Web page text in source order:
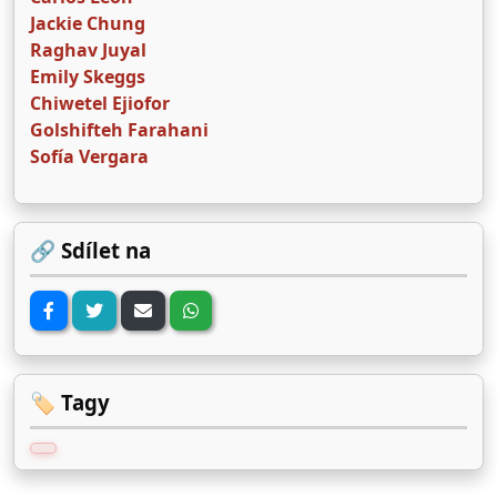
Jackie Chung
Raghav Juyal
Emily Skeggs
Chiwetel Ejiofor
Golshifteh Farahani
Sofía Vergara
🔗 Sdílet na
🏷️ Tagy